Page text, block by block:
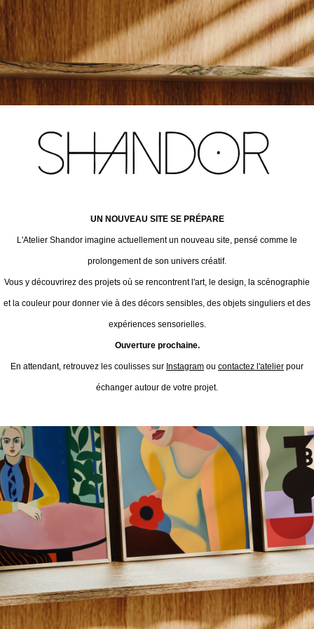
UN NOUVEAU SITE SE PRÉPARE
L'Atelier Shandor imagine actuellement un nouveau site, pensé comme le
prolongement de son univers créatif.
Vous y découvrirez des projets où se rencontrent l'art, le design, la scénographie
et la couleur pour donner vie à des décors sensibles, des objets singuliers et des
expériences sensorielles.
Ouverture prochaine.
En attendant, retrouvez les coulisses sur Instagram ou contactez l'atelier pour
échanger autour de votre projet.